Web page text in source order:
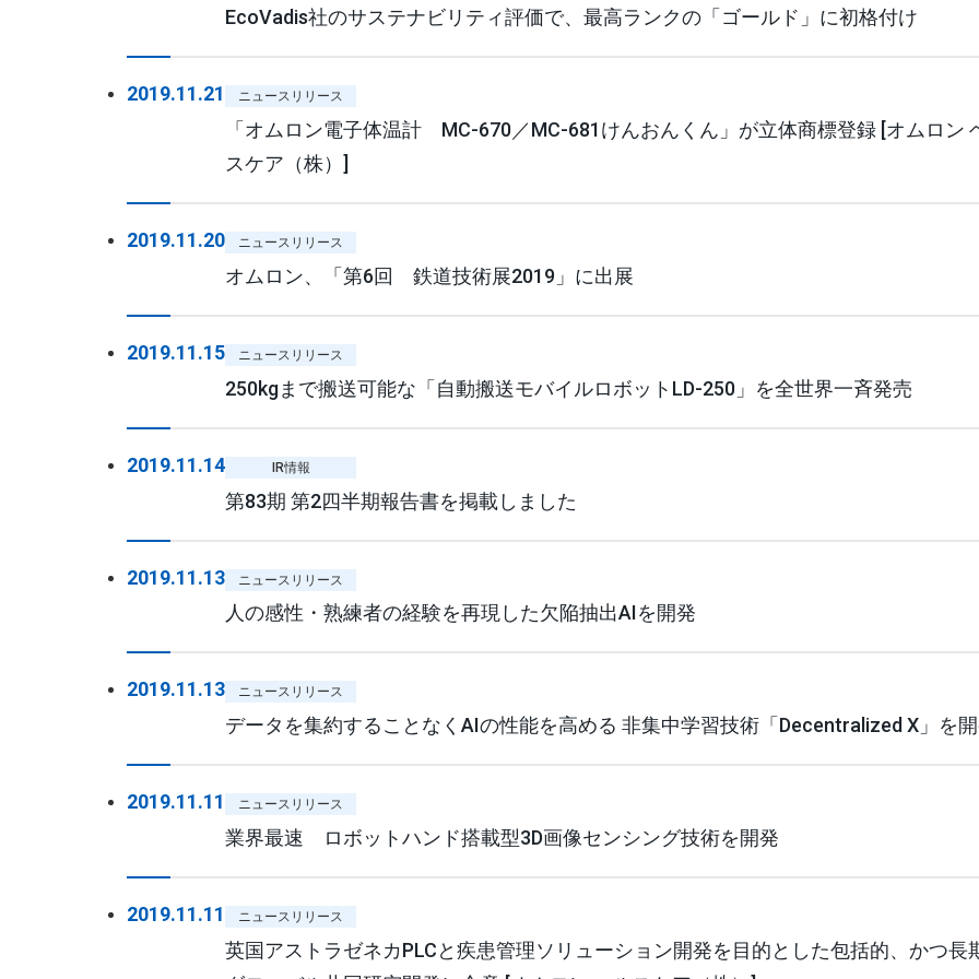
EcoVadis社のサステナビリティ評価で、最高ランクの「ゴールド」に初格付け
2019.11.21 ニュースリリース
「オムロン電子体温計 MC-670／MC-681けんおんくん」が立体商標登録 [オムロン
スケア（株）]
2019.11.20 ニュースリリース
オムロン、「第6回 鉄道技術展2019」に出展
2019.11.15 ニュースリリース
250kgまで搬送可能な「自動搬送モバイルロボットLD-250」を全世界一斉発売
2019.11.14 IR情報
第83期 第2四半期報告書を掲載しました
2019.11.13 ニュースリリース
人の感性・熟練者の経験を再現した欠陥抽出AIを開発
2019.11.13 ニュースリリース
データを集約することなくAIの性能を高める 非集中学習技術「Decentralized X」を
2019.11.11 ニュースリリース
業界最速 ロボットハンド搭載型3D画像センシング技術を開発
2019.11.11 ニュースリリース
英国アストラゼネカPLCと疾患管理ソリューション開発を目的とした包括的、かつ長